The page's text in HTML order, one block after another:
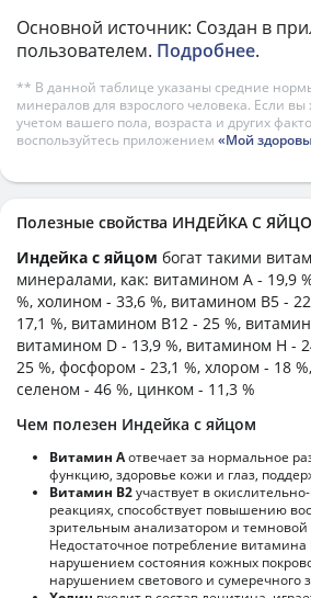
Основной источник: Создан в
пользователем. Подробнее.
** В данной таблице указаны средние
минералов для взрослого человека. Если вы
учетом вашего пола, возраста и других
воспользуйтесь приложением «Мой
Полезные свойства ИНДЕЙКА С
Индейка с яйцом богат такими
минералами, как: витамином А - 19,9
%, холином - 33,6 %, витамином B5 -
17,1 %, витамином B12 - 25 %,
витамином D - 13,9 %, витамином H -
25 %, фосфором - 23,1 %, хлором - 18
селеном - 46 %, цинком - 11,3 %
Чем полезен Индейка с яйцом
Витамин Аотвечает за нормальное
функцию, здоровье кожи и глаз,
Витамин В2участвует в
реакциях, способствует повышению
зрительным анализатором и темновой
Недостаточное потребление витамина
нарушением состояния кожных
нарушением светового и сумеречного